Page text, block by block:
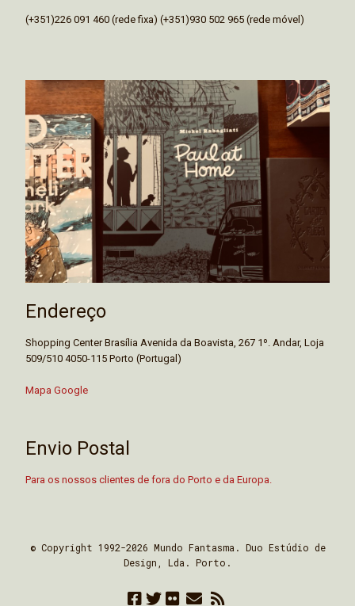
(+351)226 091 460 (rede fixa) (+351)930 502 965 (rede móvel)
Endereço
Shopping Center Brasília Avenida da Boavista, 267 1º. Andar, Loja
509/510 4050-115 Porto (Portugal)
Mapa Google
Envio Postal
Para os nossos clientes de fora do Porto e da Europa.
© Copyright 1992-2026 Mundo Fantasma. Duo Estúdio de
Design, Lda. Porto.